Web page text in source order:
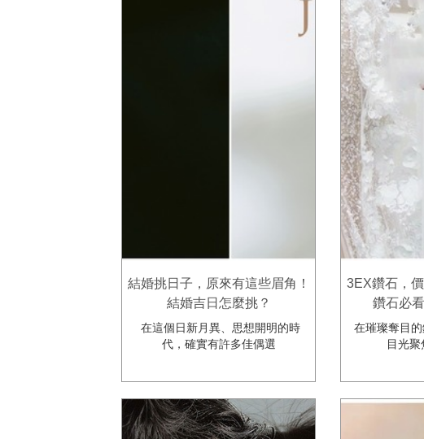
結婚挑日子，原來有這些眉角！
結婚吉日怎麼挑？
在這個日新月異、思想開明的時
代，確實有許多佳偶選
3EX鑽石，
鑽石必
在璀璨奪目
目光